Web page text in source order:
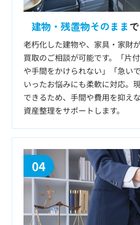
建物・残置物そのまま
老朽化した建物や、家具・家財
買取のご相談が可能です。「片
や手間をかけられない」「急い
いったお悩みにも柔軟に対応。
できるため、手間や費用を抑え
資産整理をサポートします。
04